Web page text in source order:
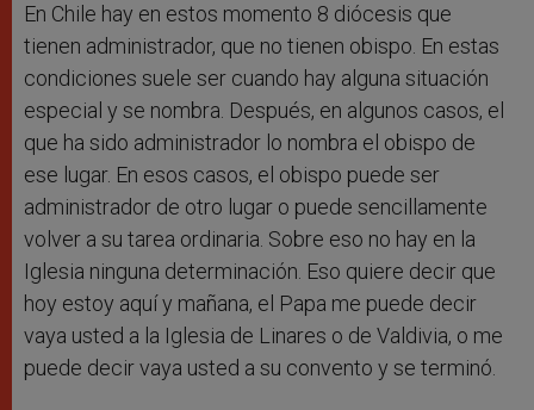
En Chile hay en estos momento 8 diócesis que
tienen administrador, que no tienen obispo. En estas
condiciones suele ser cuando hay alguna situación
especial y se nombra. Después, en algunos casos, el
que ha sido administrador lo nombra el obispo de
ese lugar. En esos casos, el obispo puede ser
administrador de otro lugar o puede sencillamente
volver a su tarea ordinaria. Sobre eso no hay en la
Iglesia ninguna determinación. Eso quiere decir que
hoy estoy aquí y mañana, el Papa me puede decir
vaya usted a la Iglesia de Linares o de Valdivia, o me
puede decir vaya usted a su convento y se terminó.